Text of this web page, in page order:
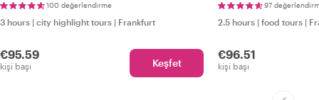
100 değerlendirme
3 hours | city highlight tours | Frankfurt
€95.59
kişi başı Keşfet
97
2.5 hours | food tours |
€96.51
kişi başı